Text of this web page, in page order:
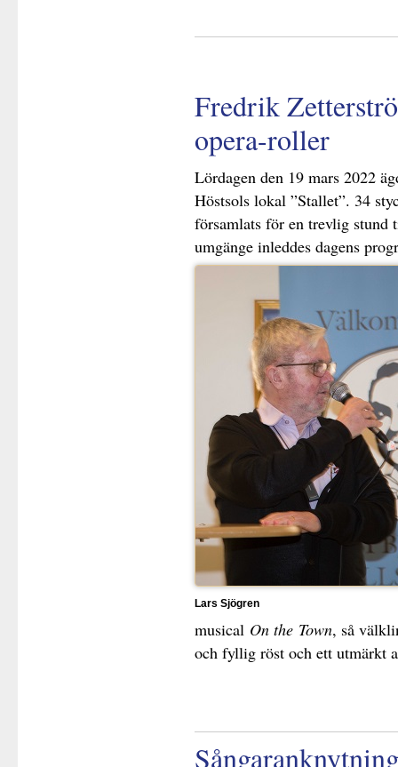
Fredrik
opera-roller
Lördagen den 19 mars 2022
Höstsols lokal ”Stallet”. 34
församlats för en trevlig stund
umgänge inleddes dagens
Lars Sjögren
musical On the Town, så
och fyllig röst och ett utmärkt